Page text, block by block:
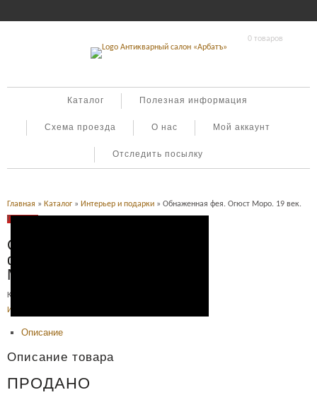
0 товаров
Каталог Полезная информация
Схема проезда О нас Мой аккаунт
Отследить посылку
Главная » Каталог » Интерьер и подарки » Обнаженная фея. Огюст Моро. 19 век.
Продано
Обнаженная
фея. Огюст
Моро. 19 век.
Категория:
Интерьер и подарки
Описание
Описание товара
ПРОДАНО